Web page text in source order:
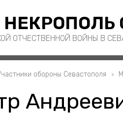
ОТЧЕСТВЕННОЙ ВОЙНЫ В
обороны Севастополя